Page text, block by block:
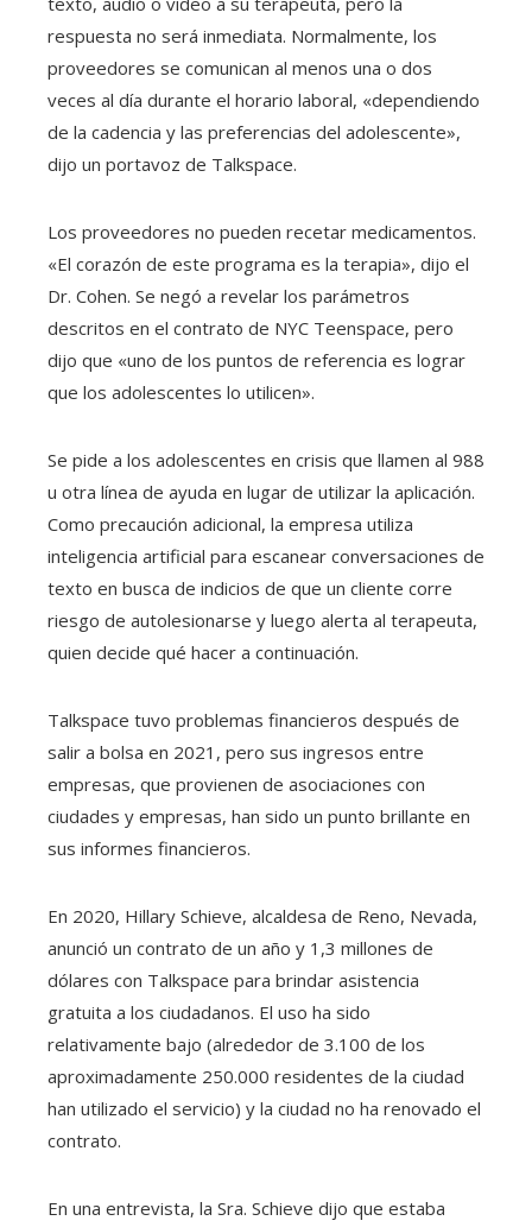
respuesta no será inmediata. Normalmente, los
proveedores se comunican al menos una o dos
veces al día durante el horario laboral, «dependiendo
de la cadencia y las preferencias del adolescente»,
dijo un portavoz de Talkspace.
Los proveedores no pueden recetar medicamentos.
«El corazón de este programa es la terapia», dijo el
Dr. Cohen. Se negó a revelar los parámetros
descritos en el contrato de NYC Teenspace, pero
dijo que «uno de los puntos de referencia es lograr
que los adolescentes lo utilicen».
Se pide a los adolescentes en crisis que llamen al 988
u otra línea de ayuda en lugar de utilizar la aplicación.
Como precaución adicional, la empresa utiliza
inteligencia artificial para escanear conversaciones de
texto en busca de indicios de que un cliente corre
riesgo de autolesionarse y luego alerta al terapeuta,
quien decide qué hacer a continuación.
Talkspace tuvo problemas financieros después de
salir a bolsa en 2021, pero sus ingresos entre
empresas, que provienen de asociaciones con
ciudades y empresas, han sido un punto brillante en
sus informes financieros.
En 2020, Hillary Schieve, alcaldesa de Reno, Nevada,
anunció un contrato de un año y 1,3 millones de
dólares con Talkspace para brindar asistencia
gratuita a los ciudadanos. El uso ha sido
relativamente bajo (alrededor de 3.100 de los
aproximadamente 250.000 residentes de la ciudad
han utilizado el servicio) y la ciudad no ha renovado el
contrato.
En una entrevista, la Sra. Schieve dijo que estaba